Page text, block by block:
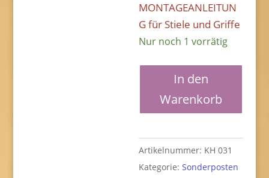
MONTAGEANLEITUN
G für Stiele und Griffe
Nur noch 1 vorrätig
Sauzahn
Menge
In den
Warenkorb
Artikelnummer: KH 031
Kategorie:Sonderposten